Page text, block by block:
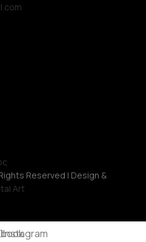
Reserved | Design &
Art
Instagram